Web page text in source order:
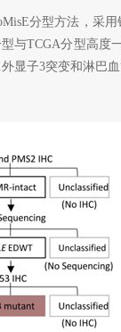
分型方法，采
与TCGA分型高度
显子3突变和淋巴